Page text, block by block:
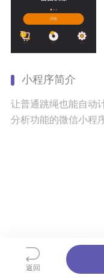
小程序简介
让普通跳绳也能自动
分析功能的微信小程序
返回